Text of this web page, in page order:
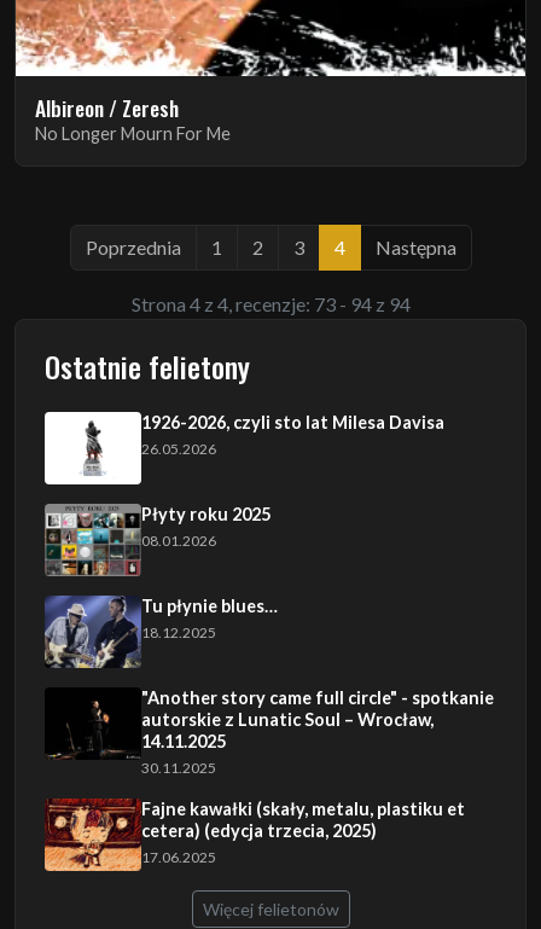
Albireon / Zeresh
No Longer Mourn For Me
Poprzednia 1 2 3 4 Następna
Strona 4 z 4, recenzje: 73 - 94 z 94
Ostatnie felietony
1926-2026, czyli sto lat Milesa Davisa
26.05.2026
Płyty roku 2025
08.01.2026
Tu płynie blues…
18.12.2025
"Another story came full circle" - spotkanie
autorskie z Lunatic Soul – Wrocław,
14.11.2025
30.11.2025
Fajne kawałki (skały, metalu, plastiku et
cetera) (edycja trzecia, 2025)
17.06.2025
Więcej felietonów